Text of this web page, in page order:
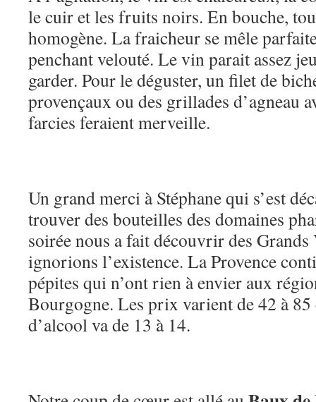
le cuir et les fruits noirs. En bouche,
homogène. La fraicheur se mêle
penchant velouté. Le vin parait assez
garder. Pour le déguster, un filet de
provençaux ou des grillades d’agneau
farcies feraient merveille.
Un grand merci à Stéphane qui s’est
trouver des bouteilles des domaines
soirée nous a fait découvrir des
ignorions l’existence. La Provence
pépites qui n’ont rien à envier aux
Bourgogne. Les prix varient de 42 à 85
d’alcool va de 13 à 14.